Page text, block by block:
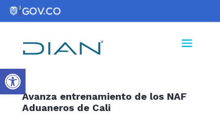
Abrir barra de herramientas
Avanza entrenamiento de los NAF
Aduaneros de Cali